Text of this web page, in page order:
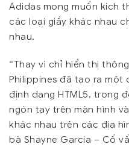
Adidas mong muốn kích
các loại giầy khác nhau
nhau.
“Thay vì chỉ hiển thị
Philippines đã tạo ra
định dạng HTML5, trong
ngón tay trên màn hình
khác nhau trên các địa
bà Shayne Garcia – Cố